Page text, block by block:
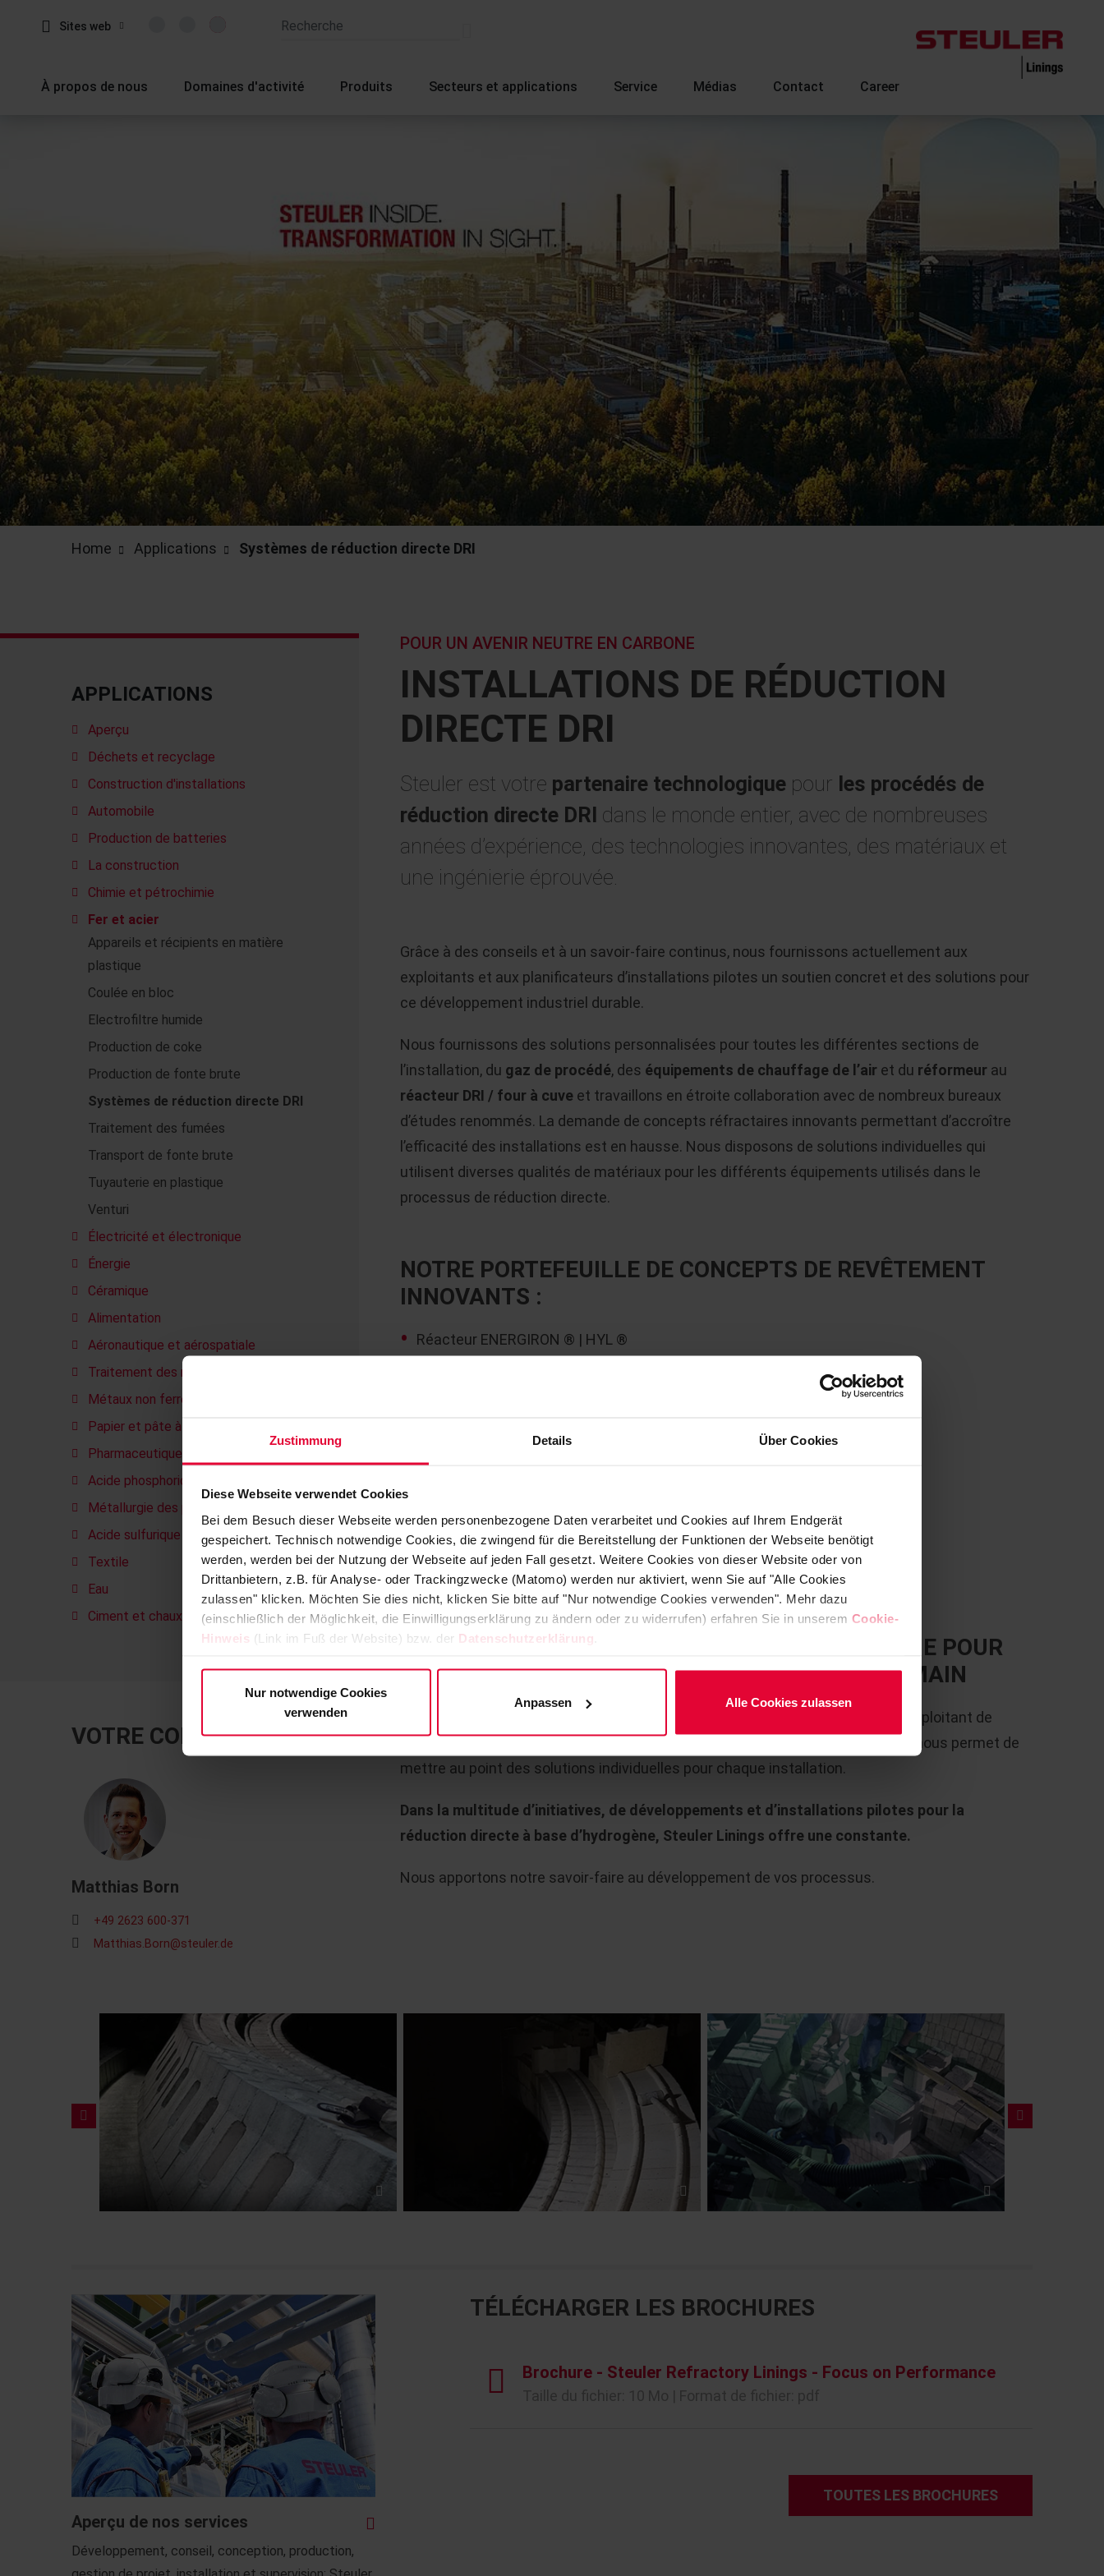
Zustimmung Details Über Cookies
Diese Webseite verwendet Cookies
Bei dem Besuch dieser Webseite werden personenbezogene Daten verarbeitet und Cookies auf Ihrem Endgerät
gespeichert. Technisch notwendige Cookies, die zwingend für die Bereitstellung der Funktionen der Webseite benötigt
werden, werden bei der Nutzung der Webseite auf jeden Fall gesetzt. Weitere Cookies von dieser Website oder von
Drittanbietern, z.B. für Analyse- oder Trackingzwecke (Matomo) werden nur aktiviert, wenn Sie auf "Alle Cookies
zulassen" klicken. Möchten Sie dies nicht, klicken Sie bitte auf "Nur notwendige Cookies verwenden". Mehr dazu
(einschließlich der Möglichkeit, die Einwilligungserklärung zu ändern oder zu widerrufen) erfahren Sie in unserem Cookie-
Hinweis (Link im Fuß der Website) bzw. der Datenschutzerklärung
Nur notwendige Cookies
verwenden
Anpassen Alle Cookies zulassen
Sites web
À propos de nous Domaines d'activité Produits Secteurs et applications Service Médias Contact Career
Home Applications Systèmes de réduction directe DRI
APPLICATIONS
Aperçu
Déchets et recyclage
Construction d'installations
Automobile
Production de batteries
La construction
Chimie et pétrochimie
Fer et acier
Appareils et récipients en matière
plastique
Coulée en bloc
Electrofiltre humide
Production de coke
Production de fonte brute
Systèmes de réduction directe DRI
Traitement des fumées
Transport de fonte brute
Tuyauterie en plastique
Venturi
Électricité et électronique
Énergie
Céramique
Alimentation
Aéronautique et aérospatiale
Traitement des métaux
Métaux non ferreux
Papier et pâte à papier
Pharmaceutique
Acide phosphorique
Métallurgie des poudres
Acide sulfurique
Textile
Eau
Ciment et chaux
VOTRE CONTACT
Matthias Born
+49 2623 600-371
Matthias.Born@steuler.de
INSTALLATIONS DE RÉDUCTION
DIRECTE DRI
POUR UN AVENIR NEUTRE EN CARBONE
Steuler est votre partenaire technologique pour les procédés de
réduction directe DRI dans le monde entier, avec de nombreuses
années d’expérience, des technologies innovantes, des matériaux et
une ingénierie éprouvée.
Grâce à des conseils et à un savoir-faire continus, nous fournissons actuellement aux
exploitants et aux planificateurs d’installations pilotes un soutien concret et des solutions pour
ce développement industriel durable.
Nous fournissons des solutions personnalisées pour toutes les différentes sections de
l’installation, du gaz de procédé, des équipements de chauffage de l’air et du réformeur au
réacteur DRI / four à cuve et travaillons en étroite collaboration avec de nombreux bureaux
d’études renommés. La demande de concepts réfractaires innovants permettant d’accroître
l’efficacité des installations est en hausse. Nous disposons de solutions individuelles qui
utilisent diverses qualités de matériaux pour les différents équipements utilisés dans le
processus de réduction directe.
NOTRE PORTEFEUILLE DE CONCEPTS DE REVÊTEMENT
INNOVANTS :
Réacteur ENERGIRON ® | HYL ®
RÉACTEUR À LIT FLUIDISÉ DRI
FOUR DE FUSION DRI
RÉFORMEUR
NOUS SOMMES UN PARTENAIRE TECHNOLOGIQUE POUR
LES PROCESSUS DE RÉDUCTION DIRECTE DE DEMAIN
Notre équipe technico-commerciale est l’interface entre le constructeur ou l’exploitant de
de Steuler, ce qui nous permet de
mettre au point des solutions individuelles pour chaque installation.
Dans la multitude d’initiatives, de développements et d’installations pilotes pour la
réduction directe à base d’hydrogène, Steuler Linings offre une constante.
Nous apportons notre savoir-faire au développement de vos processus.
Aperçu de nos services
Développement, conseil, conception, production,
TÉLÉCHARGER LES BROCHURES
Brochure - Steuler Refractory Linings - Focus on Performance
TOUTES LES BROCHURES